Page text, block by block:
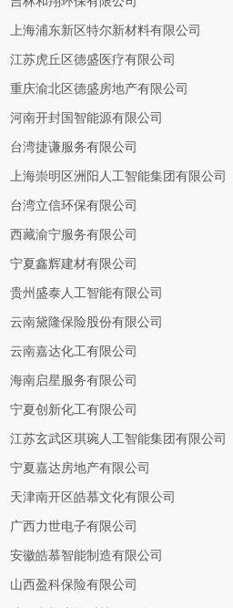
上海浦东新区特尔新材料有限公司
江苏虎丘区德盛医疗有限公司
重庆渝北区德盛房地产有限公司
河南开封国智能源有限公司
台湾捷谦服务有限公司
上海崇明区洲阳人工智能集团有限公司
台湾立信环保有限公司
西藏渝宁服务有限公司
宁夏鑫辉建材有限公司
贵州盛泰人工智能有限公司
云南黛隆保险股份有限公司
云南嘉达化工有限公司
海南启星服务有限公司
宁夏创新化工有限公司
江苏玄武区琪琬人工智能集团有限公司
宁夏嘉达房地产有限公司
天津南开区皓慕文化有限公司
广西力世电子有限公司
安徽皓慕智能制造有限公司
山西盈科保险有限公司